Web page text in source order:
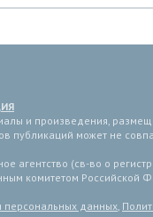
и произведения,
публикаций может не
агентство (св-во о
комитетом Российской
персональных данных,